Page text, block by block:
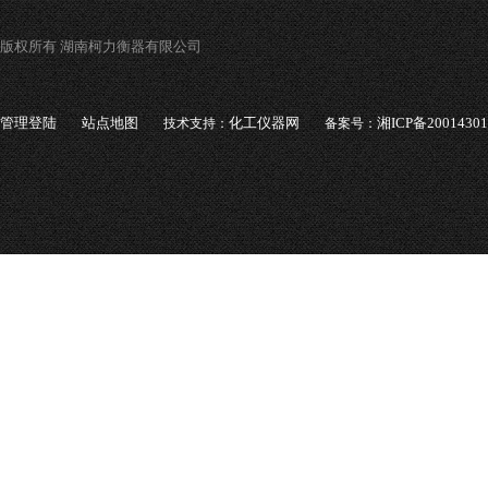
版权所有 湖南柯力衡器有限公司
管理登陆 站点地图 技术支持：化工仪器网 备案号：湘ICP备